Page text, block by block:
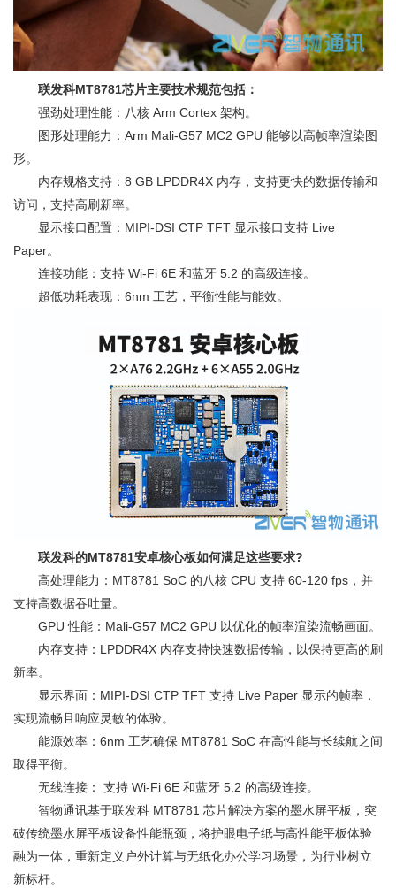
联发科MT8781芯片主要技术规范包括：
强劲处理性能：八核 Arm Cortex 架构。
图形处理能力：Arm Mali-G57 MC2 GPU 能够以高帧率渲染图
形。
内存规格支持：8 GB LPDDR4X 内存，支持更快的数据传输和
访问，支持高刷新率。
显示接口配置：MIPI-DSI CTP TFT 显示接口支持 Live
Paper。
连接功能：支持 Wi-Fi 6E 和蓝牙 5.2 的高级连接。
超低功耗表现：6nm 工艺，平衡性能与能效。
联发科的MT8781安卓核心板如何满足这些要求?
高处理能力：MT8781 SoC 的八核 CPU 支持 60-120 fps，并
支持高数据吞吐量。
GPU 性能：Mali-G57 MC2 GPU 以优化的帧率渲染流畅画面。
内存支持：LPDDR4X 内存支持快速数据传输，以保持更高的刷
新率。
显示界面：MIPI-DSI CTP TFT 支持 Live Paper 显示的帧率，
实现流畅且响应灵敏的体验。
能源效率：6nm 工艺确保 MT8781 SoC 在高性能与长续航之间
取得平衡。
无线连接： 支持 Wi-Fi 6E 和蓝牙 5.2 的高级连接。
智物通讯基于联发科 MT8781 芯片解决方案的墨水屏平板，突
破传统墨水屏平板设备性能瓶颈，将护眼电子纸与高性能平板体验
融为一体，重新定义户外计算与无纸化办公学习场景，为行业树立
新标杆。